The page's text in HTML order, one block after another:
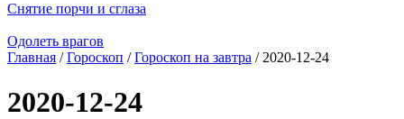
Снятие порчи и сглаза
Одолеть врагов
Главная /Гороскоп /Гороскоп на завтра / 2020-12-24
2020-12-24